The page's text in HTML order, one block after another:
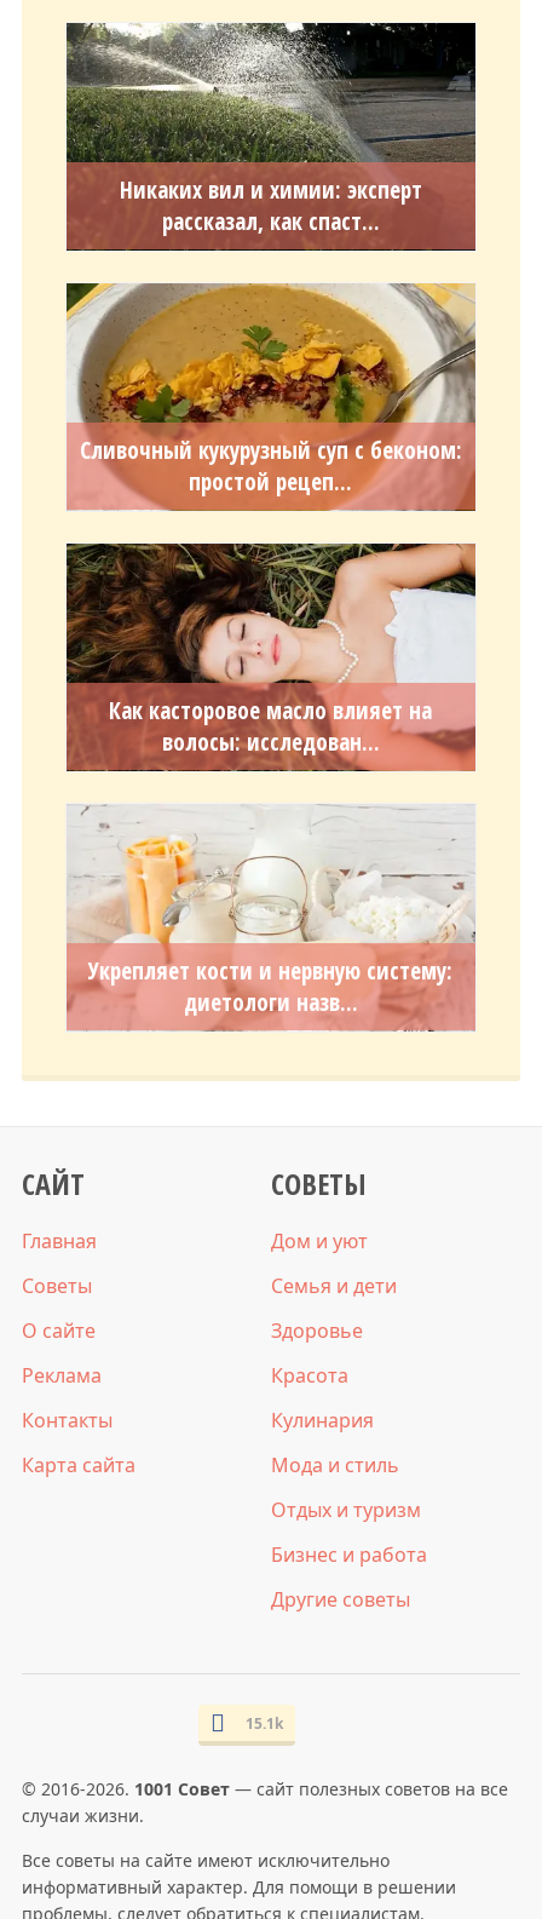
Никаких вил и химии: эксперт
рассказал, как спаст...
Сливочный кукурузный суп с беконом:
простой рецеп...
Как касторовое масло влияет на
волосы: исследован...
Укрепляет кости и нервную систему:
диетологи назв...
САЙТ
Главная
Советы
О сайте
Реклама
Контакты
Карта сайта
СОВЕТЫ
Дом и уют
Семья и дети
Здоровье
Красота
Кулинария
Мода и стиль
Отдых и туризм
Бизнес и работа
Другие советы
15.1k
© 2016-2026. 1001 Совет— сайт полезных советов на все
случаи жизни.
Все советы на сайте имеют исключительно
информативный характер. Для помощи в решении
проблемы, следует обратиться к специалистам.